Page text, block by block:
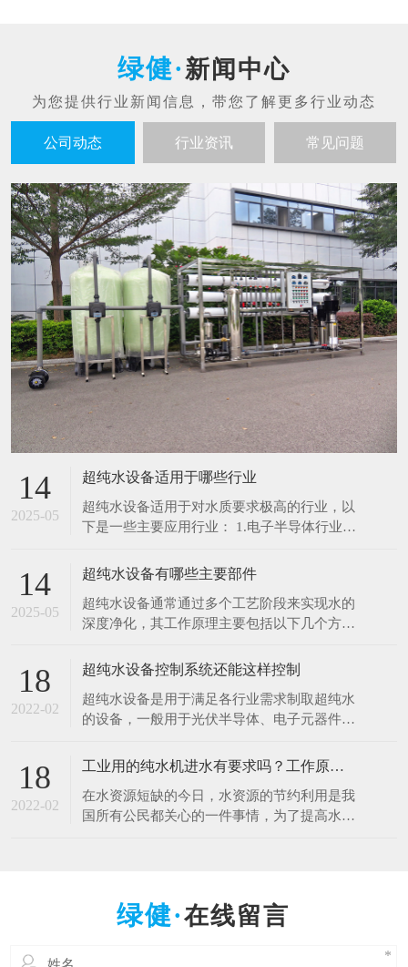
新闻中心
公司动态 行业资讯 常见问题
14
2025-05
超纯水设备适用于哪些行业
超纯水设备适用于对水质要求极高的行业，以
下是一些主要应用行业： 1.电子半导体行业：
于清洗硅片、光刻、蚀刻等工艺。例如，芯片
制造中，需要使用超纯水将硅片表面的杂质清
洗干净，以确保芯片的性能和良品率。哪怕是
极其微量的杂质，都可能导致芯片电路短路或
14
2025-05
超纯水设备有哪些主要部件
超纯水设备通常通过多个工艺阶段来实现水的
深度净化，其工作原理主要包括以下几个方
等设备，通过不同粒径的石英砂、无烟煤等介
质、悬浮物等，降低水的浊度，保护后续设备
免受颗粒物质的磨损和堵塞。 2.活性炭吸附：
18
2022-02
超纯水设备控制系统还能这样控制
超纯水设备是用于满足各行业需求制取超纯水
的设备，一般用于光伏半导体、电子元器件、
制系统是十分的重要，控制着整一套超纯水设
纯水设备控制系统采用全自动PLC人机界面控
制对水处理系统进行自动监测控制，可进行自
18
2022-02
工业用的纯水机进水有要求吗？工作原理什么？
在水资源短缺的今日，水资源的节约利用是我
国所有公民都关心的一件事情，为了提高水资
备根据进水的原水质以及出水的水质要求不一
在线留言